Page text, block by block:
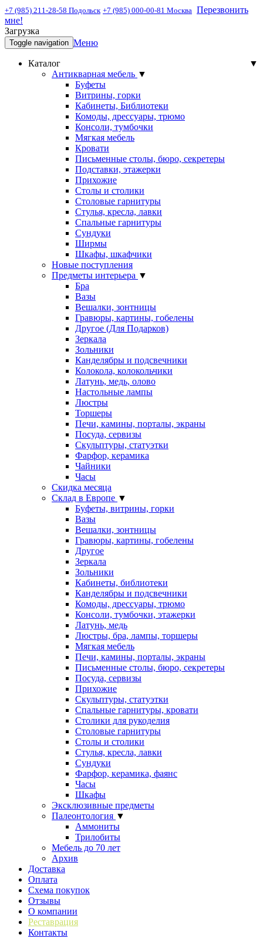
+7 (985) 211-28-58 Подольск +7 (985) 000-00-81 Москва Перезвонить
мне!
Загрузка
Toggle navigation Меню
Каталог
▼
Антикварная мебель ▼
Буфеты
Витрины, горки
Кабинеты, Библиотеки
Комоды, дрессуары, трюмо
Консоли, тумбочки
Мягкая мебель
Кровати
Письменные столы, бюро, секретеры
Подставки, этажерки
Прихожие
Столы и столики
Столовые гарнитуры
Стулья, кресла, лавки
Спальные гарнитуры
Сундуки
Ширмы
Шкафы, шкафчики
Новые поступления
Предметы интерьера ▼
Бра
Вазы
Вешалки, зонтницы
Гравюры, картины, гобелены
Другое (Для Подарков)
Зеркала
Зольники
Канделябры и подсвечники
Колокола, колокольчики
Латунь, медь, олово
Настольные лампы
Люстры
Торшеры
Печи, камины, порталы, экраны
Посуда, сервизы
Скульптуры, статуэтки
Фарфор, керамика
Чайники
Часы
Скидка месяца
Склад в Европе ▼
Буфеты, витрины, горки
Вазы
Вешалки, зонтницы
Гравюры, картины, гобелены
Другое
Зеркала
Зольники
Кабинеты, библиотеки
Канделябры и подсвечники
Комоды, дрессуары, трюмо
Консоли, тумбочки, этажерки
Латунь, медь
Люстры, бра, лампы, торшеры
Мягкая мебель
Печи, камины, порталы, экраны
Письменные столы, бюро, секретеры
Посуда, сервизы
Прихожие
Скульптуры, статуэтки
Спальные гарнитуры, кровати
Столики для рукоделия
Столовые гарнитуры
Столы и столики
Стулья, кресла, лавки
Сундуки
Фарфор, керамика, фаянс
Часы
Шкафы
Эксклюзивные предметы
Палеонтология ▼
Аммониты
Трилобиты
Мебель до 70 лет
Архив
Доставка
Оплата
Схема покупок
Отзывы
О компании
Реставрация
Контакты